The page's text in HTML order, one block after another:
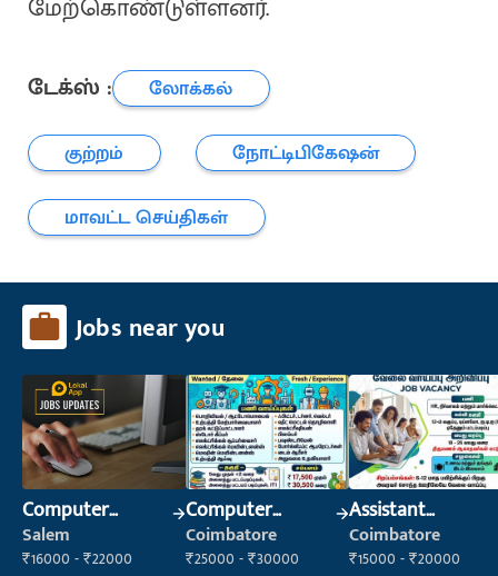
மேற்கொண்டுள்ளனர்.
டேக்ஸ் :
லோக்கல்
குற்றம்
நோட்டிபிகேஷன்
மாவட்ட செய்திகள்
Jobs near you
Computer
Operator
Salem
₹16000 - ₹22000
Computer
Operator
Coimbatore
₹25000 - ₹30000
Assistant
Manager
Coimbatore
₹15000 - ₹20000